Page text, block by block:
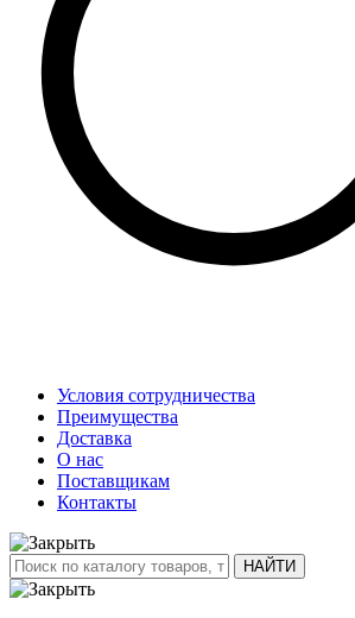
Условия сотрудничества
Преимущества
Доставка
О нас
Поставщикам
Контакты